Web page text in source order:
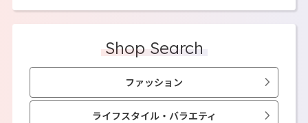
Shop Search
ファッション
ライフスタイル・バラエティ